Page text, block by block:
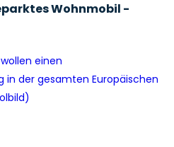
Wohnmobil -